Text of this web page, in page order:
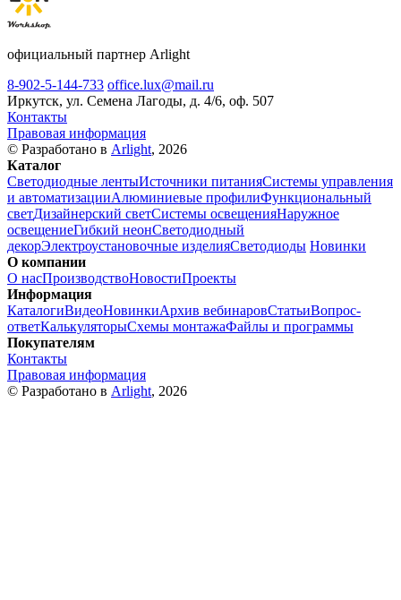
официальный партнер Arlight
8-902-5-144-733 office.lux@mail.ru
Иркутск, ул. Семена Лагоды, д. 4/6, оф. 507
Контакты
Правовая информация
© Разработано в Arlight, 2026
Каталог
Светодиодные лентыИсточники питанияСистемы управления
и автоматизацииАлюминиевые профилиФункциональный
светДизайнерский светСистемы освещенияНаружное
освещениеГибкий неонСветодиодный
декорЭлектроустановочные изделияСветодиоды Новинки
О компании
О насПроизводствоНовостиПроекты
Информация
КаталогиВидеоНовинкиАрхив вебинаровСтатьиВопрос-
ответКалькуляторыСхемы монтажаФайлы и программы
Покупателям
Контакты
Правовая информация
© Разработано в Arlight, 2026